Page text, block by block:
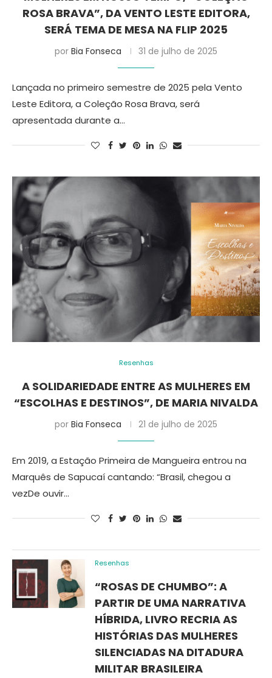
ROSA BRAVA”, DA VENTO LESTE EDITORA,
SERÁ TEMA DE MESA NA FLIP 2025
por Bia Fonseca 31 de julho de 2025
Lançada no primeiro semestre de 2025 pela Vento
Leste Editora, a Coleção Rosa Brava, será
apresentada durante a…
Resenhas
A SOLIDARIEDADE ENTRE AS MULHERES EM
“ESCOLHAS E DESTINOS”, DE MARIA NIVALDA
por Bia Fonseca 21 de julho de 2025
Em 2019, a Estação Primeira de Mangueira entrou na
Marquês de Sapucaí cantando: “Brasil, chegou a
vezDe ouvir…
Resenhas
“ROSAS DE CHUMBO”: A
PARTIR DE UMA NARRATIVA
HÍBRIDA, LIVRO RECRIA AS
HISTÓRIAS DAS MULHERES
SILENCIADAS NA DITADURA
MILITAR BRASILEIRA